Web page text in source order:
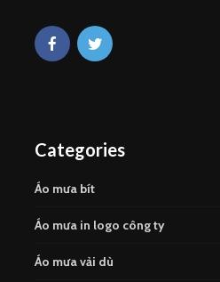
Categories
Áo mưa bít
Áo mưa in logo công ty
Áo mưa vải dù